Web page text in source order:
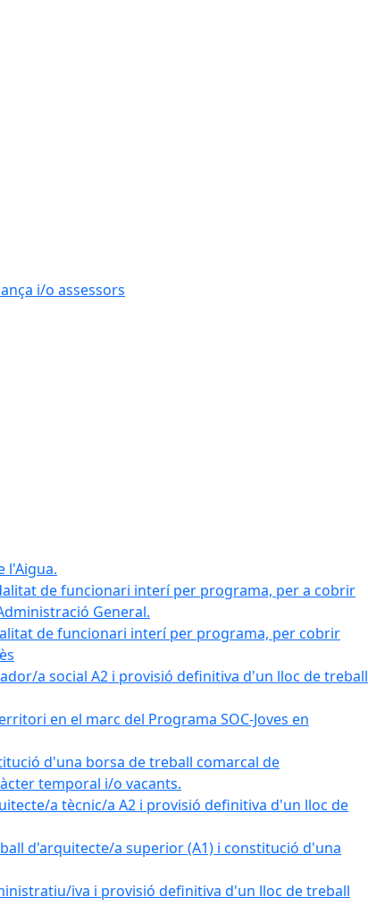
i/o assessors
l'Aigua.
de funcionari interí per programa, per a cobrir
General.
de funcionari interí per programa, per cobrir
a social A2 i provisió definitiva d'un lloc de treball
en el marc del Programa SOC-Joves en
d'una borsa de treball comarcal de
temporal i/o vacants.
a tècnic/a A2 i provisió definitiva d'un lloc de
d'arquitecte/a superior (A1) i constitució d'una
iva i provisió definitiva d'un lloc de treball